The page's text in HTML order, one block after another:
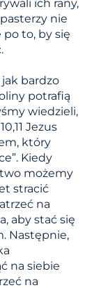
ich rany,
nie
to, by się
bardzo
potrafią
wiedzieli,
Jezus
który
Kiedy
możemy
stracić
na
aby stać się
Następnie,
na siebie
na